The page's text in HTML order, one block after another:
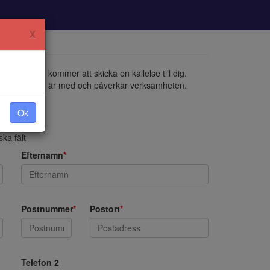
och som kommer att skicka en kallelse till dig.
och är med och påverkar verksamheten.
fält
Efternamn*
Postnummer* Postort*
Telefon 2
x
Ok